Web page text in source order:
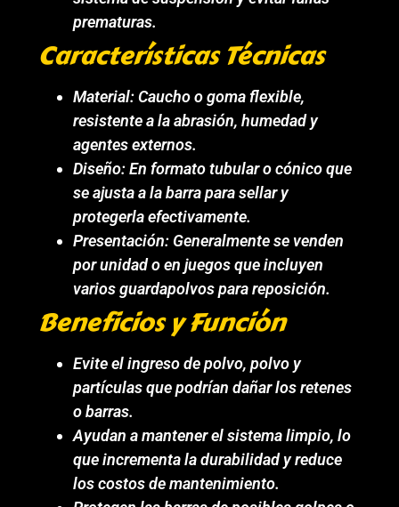
prematuras.
Características Técnicas
Material: Caucho o goma flexible,
resistente a la abrasión, humedad y
agentes externos.
Diseño: En formato tubular o cónico que
se ajusta a la barra para sellar y
protegerla efectivamente.
Presentación: Generalmente se venden
por unidad o en juegos que incluyen
varios guardapolvos para reposición.
Beneficios y Función
Evite el ingreso de polvo, polvo y
partículas que podrían dañar los retenes
o barras.
Ayudan a mantener el sistema limpio, lo
que incrementa la durabilidad y reduce
los costos de mantenimiento.